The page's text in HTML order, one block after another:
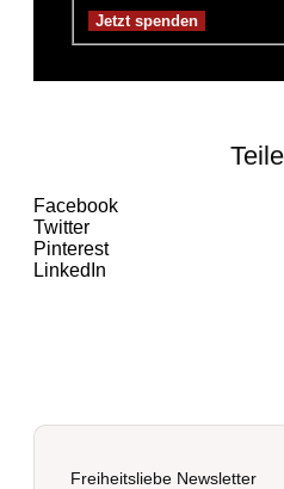
Facebook
Twitter
Pinterest
LinkedIn
Freiheitsliebe Newsletter